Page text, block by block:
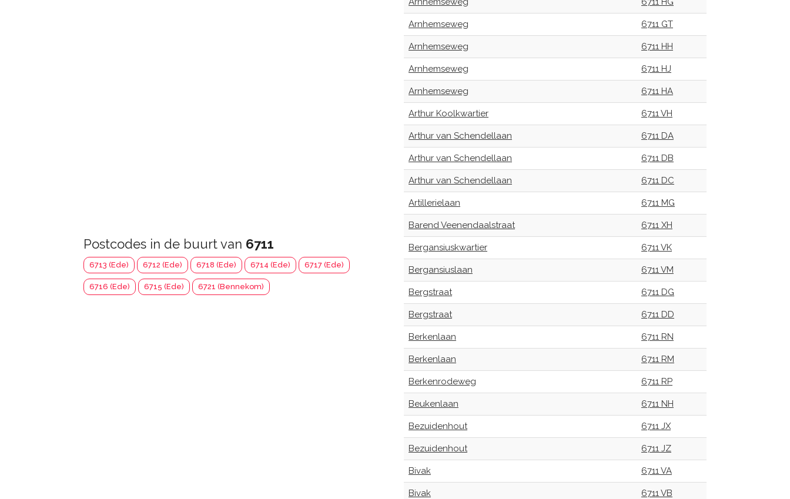
Postcodes in de buurt van 6711
6713 (Ede) 6712 (Ede) 6718 (Ede) 6714 (Ede) 6717 (Ede)
6716 (Ede) 6715 (Ede) 6721 (Bennekom)
Arnhemseweg 6711 GT
Arnhemseweg 6711 HH
Arnhemseweg 6711 HJ
Arnhemseweg 6711 HA
Arthur Koolkwartier 6711 VH
Arthur van Schendellaan 6711 DA
Arthur van Schendellaan 6711 DB
Arthur van Schendellaan 6711 DC
Artillerielaan 6711 MG
Barend Veenendaalstraat 6711 XH
Bergansiuskwartier 6711 VK
Bergansiuslaan 6711 VM
Bergstraat 6711 DG
Bergstraat 6711 DD
Berkenlaan 6711 RN
Berkenlaan 6711 RM
Berkenrodeweg 6711 RP
Beukenlaan 6711 NH
Bezuidenhout 6711 JX
Bezuidenhout 6711 JZ
Bivak 6711 VA
Bivak 6711 VB